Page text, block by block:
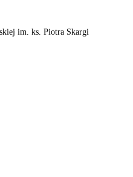
im. ks. Piotra Skargi